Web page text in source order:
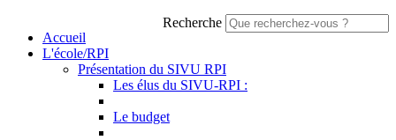
Recherche
Accueil
L'école/RPI
Présentation du SIVU RPI
Les élus du SIVU-RPI :
Le budget